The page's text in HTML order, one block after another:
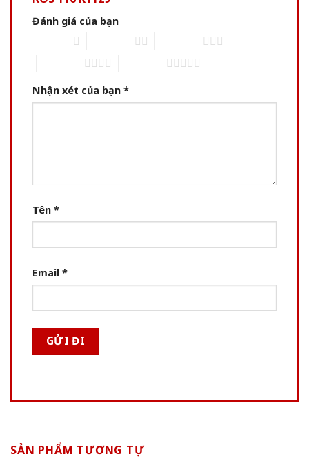
Đánh giá của bạn
Nhận xét của bạn *
Tên *
Email *
SẢN PHẨM TƯƠNG TỰ